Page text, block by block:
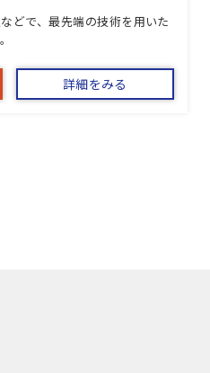
どで、最先端の技術を用いた
詳細をみる